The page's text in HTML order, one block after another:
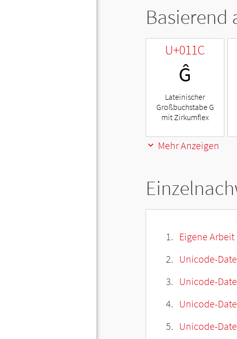
Basierend
U+011C
Ĝ
Lateinischer
Großbuchstabe G
mit Zirkumflex
Mehr Anzeigen
Eigene
Unicode-
Unicode-
Unicode-
Unicode-